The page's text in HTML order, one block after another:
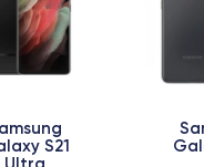
S21